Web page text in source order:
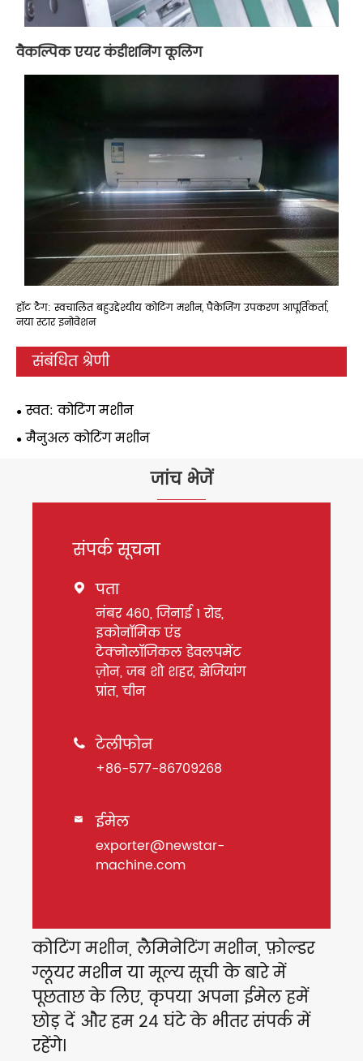
वैकल्पिक एयर कंडीशनिंग कूलिंग
हॉट टैग: स्वचालित बहुउद्देश्यीय कोटिंग मशीन, पैकेजिंग उपकरण आपूर्तिकर्ता,
नया स्टार इनोवेशन
संबंधित श्रेणी
स्वत: कोटिंग मशीन
मैनुअल कोटिंग मशीन
जांच भेजें
संपर्क सूचना
 पता
नंबर 460, जिनाई 1 रोड,
इकोनॉमिक एंड
टेक्नोलॉजिकल डेवलपमेंट
ज़ोन, जब शो शहर, झेजियांग
प्रांत, चीन
 टेलीफोन
+86-577-86709268
 ईमेल
exporter@newstar-
machine.com
कोटिंग मशीन, लैमिनेटिंग मशीन, फ़ोल्डर
ग्लूयर मशीन या मूल्य सूची के बारे में
पूछताछ के लिए, कृपया अपना ईमेल हमें
छोड़ दें और हम 24 घंटे के भीतर संपर्क में
रहेंगे।